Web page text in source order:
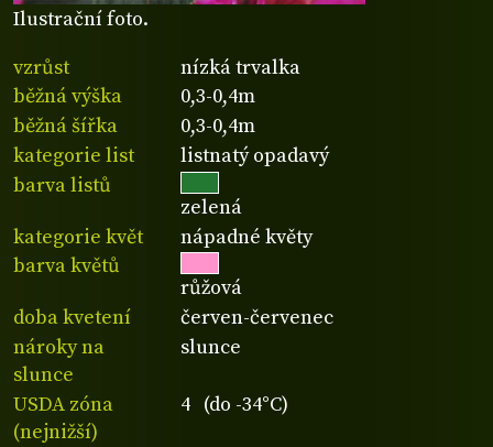
Ilustrační foto.
vzrůst
nízká trvalka
běžná výška
0,3-0,4m
běžná šířka
0,3-0,4m
kategorie list
listnatý opadavý
barva listů
zelená
kategorie květ
nápadné květy
barva květů
růžová
doba kvetení
červen-červenec
nároky na
slunce
slunce
USDA zóna
(nejnižší)
4 (do -34°C)